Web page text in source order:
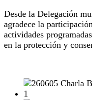
Desde la Delegación
agradece la
actividades
en la protección y